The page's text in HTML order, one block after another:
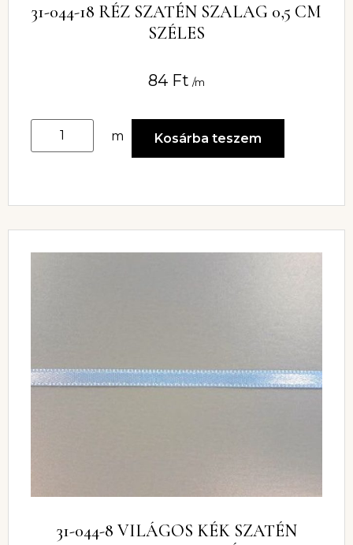
31-044-18 RÉZ SZATÉN SZALAG 0,5 CM
SZÉLES
84 Ft /m
m Kosárba teszem
31-044-8 VILÁGOS KÉK SZATÉN